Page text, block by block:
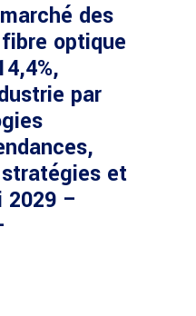
des
optique
par
et
2029 –